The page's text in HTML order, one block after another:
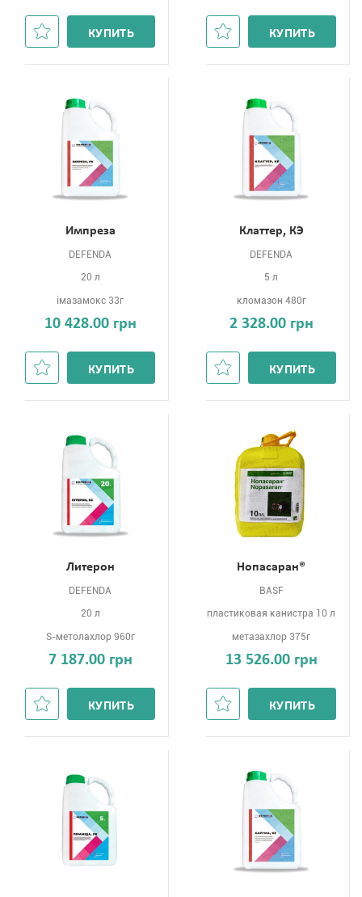
КУПИТЬ КУПИТЬ
Импреза
DEFENDA
20 л
імазамокс 33г
10 428.00 грн
КУПИТЬ
Клаттер, КЭ
DEFENDA
5 л
кломазон 480г
2 328.00 грн
КУПИТЬ
Литерон
DEFENDA
20 л
S-метолахлор 960г
7 187.00 грн
КУПИТЬ
Нопасаран®
BASF
пластиковая канистра 10 л
метазахлор 375г
13 526.00 грн
КУПИТЬ